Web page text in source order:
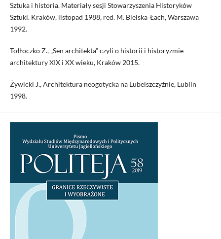
Sztuka i historia. Materiały sesji Stowarzyszenia Historyków
Sztuki. Kraków, listopad 1988, red. M. Bielska‑Łach, Warszawa
1992.
Tołłoczko Z., „Sen architekta” czyli o historii i historyzmie
architektury XIX i XX wieku, Kraków 2015.
Żywicki J., Architektura neogotycka na Lubelszczyźnie, Lublin
1998.